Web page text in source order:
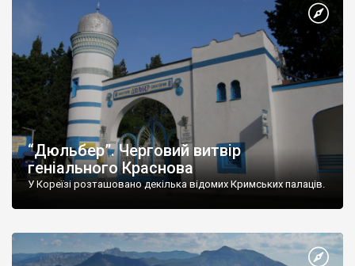
“Дюльбер”. Черговий витвір
геніального Краснова
У Кореїзі розташовано декілька відомих Кримських палаців.